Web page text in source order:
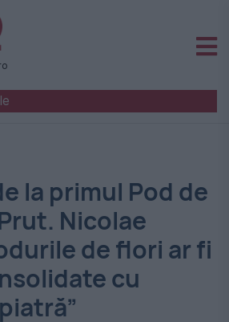
la primul Pod de
Nicolae
de flori ar fi
cu